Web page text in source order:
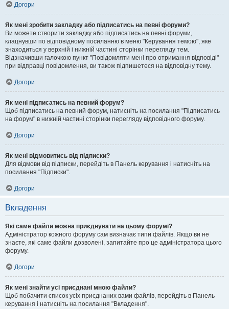
Догори
Як мені зробити закладку або підписатись на певні форуми?
Ви можете створити закладку або підписатись на певні форуми,
клацнувши по відповідному посиланню в меню "Керування темою", яке
знаходиться у верхній і нижній частині сторінки перегляду тем.
Відзначивши галочкою пункт "Повідомляти мені про отримання відповіді"
при відправці повідомлення, ви також підпишетеся на відповідну тему.
Догори
Як мені підписатись на певний форум?
Щоб підписатись на певний форум, натисніть на посилання "Підписатись
на форум" в нижній частині сторінки перегляду відповідного форуму.
Догори
Як мені відмовитись від підписки?
Для відмови від підписки, перейдіть в Панель керування і натисніть на
посилання "Підписки".
Догори
Вкладення
Які саме файли можна приєднувати на цьому форумі?
Адміністратор кожного форуму сам визначає типи файлів. Якщо ви не
знаєте, які саме файли дозволені, запитайте про це адміністратора цього
форуму.
Догори
Як мені знайти усі приєднані мною файли?
Щоб побачити список усіх приєднаних вами файлів, перейдіть в Панель
керування і натисніть на посилання "Вкладення".